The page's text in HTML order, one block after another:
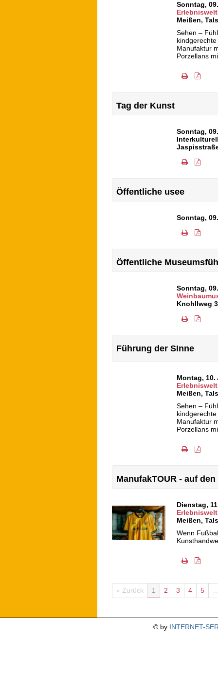
Sonntag,
Meißen,
Sehen –
Manufaktur
Porzellans
Tag der Kunst
Sonntag,
Öffentliche usee
Sonntag,
Öffentliche
Sonntag,
Knohllweg
Führung der SInne
Montag,
Meißen,
Sehen –
Manufaktur
Porzellans
ManufakTOUR - auf
Dienstag,
Meißen,
Wenn
« Zurück 1 2 3 4 5
© by INTERNET-